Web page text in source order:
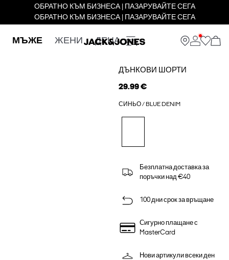
ОБРАТНО КЪМ БИЗНЕСА | ПАЗАРУВАЙТЕ СЕГА
ОБРАТНО КЪМ БИЗНЕСА | ПАЗАРУВАЙТЕ СЕГА
МЪЖЕ ЖЕНИ ДЕЦА
ДЪНКОВИ ШОРТИ
29.99 €
СИНЬО / BLUE DENIM
Безплатна доставка за
поръчки над €40
100 дни срок за връщане
Сигурно плащане с
MasterCard
Нови артикули всеки ден